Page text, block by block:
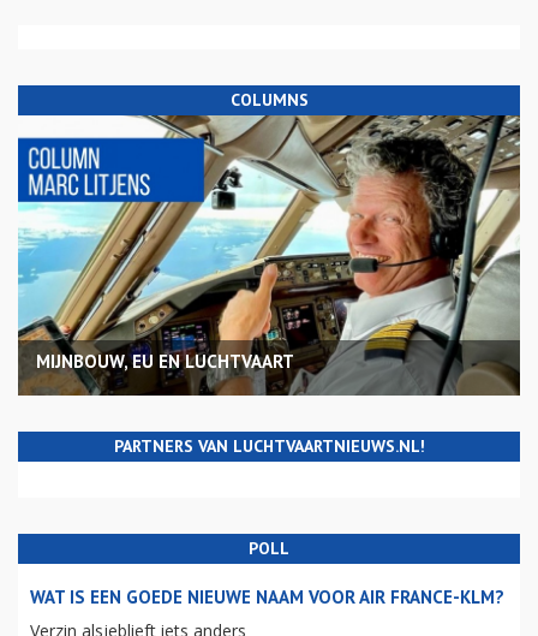
COLUMNS
MIJNBOUW, EU EN LUCHTVAART
PARTNERS VAN LUCHTVAARTNIEUWS.NL!
POLL
WAT IS EEN GOEDE NIEUWE NAAM VOOR AIR FRANCE-KLM?
Verzin alsjeblieft iets anders